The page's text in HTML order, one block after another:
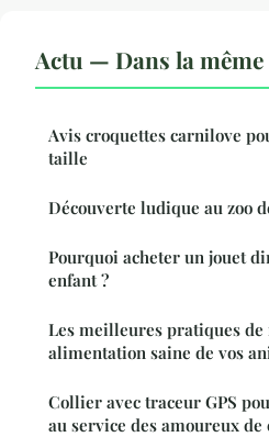
Actu — Dans la
Avis croquettes carnilove
taille
Découverte ludique au zoo
Pourquoi acheter un jouet
enfant ?
Les meilleures pratiques
alimentation saine de vos
Collier avec traceur GPS
au service des amoureux de